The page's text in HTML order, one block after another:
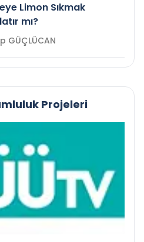
Limon Sıkmak
mı?
Zeynep GÜÇLÜCAN
Projeleri